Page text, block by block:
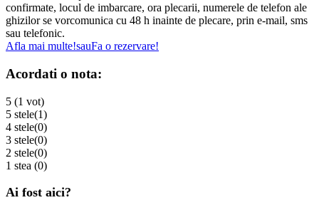
confirmate, locul de imbarcare, ora plecarii, numerele de telefon ale
ghizilor se vorcomunica cu 48 h inainte de plecare, prin e-mail, sms
sau telefonic.
Afla mai multe!sauFa o rezervare!
Acordati o nota:
5 (1 vot)
5 stele(1)
4 stele(0)
3 stele(0)
2 stele(0)
1 stea (0)
Ai fost aici?